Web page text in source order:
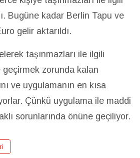
Bugüne kadar Berlin Tapu ve
gelir aktarıldı.
taşınmazları ile ilgili
zorunda kalan
ve uygulamanın en kısa
Çünkü uygulama ile maddi
sorunlarında önüne geçiliyor.